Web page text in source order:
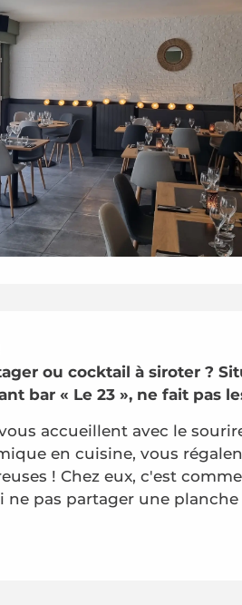
ou cocktail à siroter ?
bar « Le 23 », ne fait pas
accueillent avec le
en cuisine, vous
! Chez eux, c'est
pas partager une planche